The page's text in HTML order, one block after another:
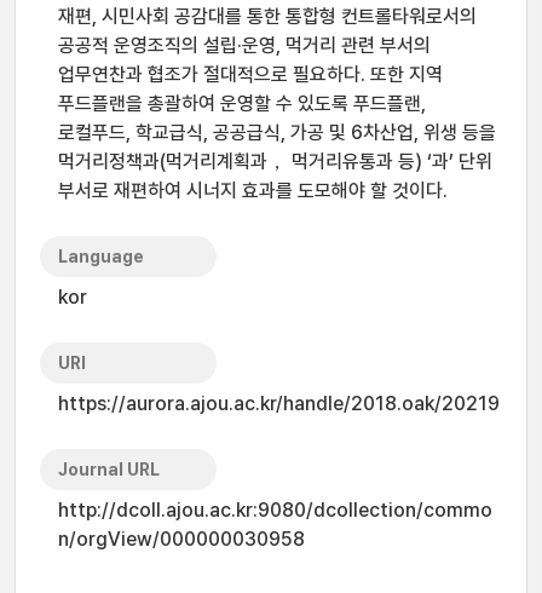
재편, 시민사회 공감대를 통한 통합형 컨트롤타워로서의
공공적 운영조직의 설립·운영, 먹거리 관련 부서의
업무연찬과 협조가 절대적으로 필요하다. 또한 지역
푸드플랜을 총괄하여 운영할 수 있도록 푸드플랜,
로컬푸드, 학교급식, 공공급식, 가공 및 6차산업, 위생 등을
먹거리정책과(먹거리계획과， 먹거리유통과 등) ‘과’ 단위
부서로 재편하여 시너지 효과를 도모해야 할 것이다.
Language
kor
URI
https://aurora.ajou.ac.kr/handle/2018.oak/20219
Journal URL
http://dcoll.ajou.ac.kr:9080/dcollection/commo
n/orgView/000000030958